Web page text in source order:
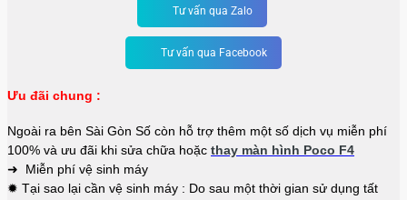
Tư vấn qua Zalo
Tư vấn qua Facebook
Ưu đãi chung :
Ngoài ra bên Sài Gòn Số còn hỗ trợ thêm một số dịch vụ miễn phí
100% và ưu đãi khi sửa chữa hoặc thay màn hình Poco F4
➜ Miễn phí vệ sinh máy
✹ Tại sao lại cần vệ sinh máy : Do sau một thời gian sử dụng tất